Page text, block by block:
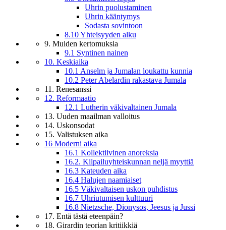
Uhrin puolustaminen
Uhrin kääntymys
Sodasta sovintoon
8.10 Yhteisyyden alku
9. Muiden kertomuksia
9.1 Syntinen nainen
10. Keskiaika
10.1 Anselm ja Jumalan loukattu kunnia
10.2 Peter Abelardin rakastava Jumala
11. Renesanssi
12. Reformaatio
12.1 Lutherin väkivaltainen Jumala
13. Uuden maailman valloitus
14. Uskonsodat
15. Valistuksen aika
16 Moderni aika
16.1 Kollektiivinen anoreksia
16.2. Kilpailuyhteiskunnan neljä myyttiä
16.3 Kateuden aika
16.4 Halujen naamiaiset
16.5 Väkivaltaisen uskon puhdistus
16.7 Uhriutumisen kulttuuri
16.8 Nietzsche, Dionysos, Jeesus ja Jussi
17. Entä tästä eteenpäin?
18. Girardin teorian kritiikkiä